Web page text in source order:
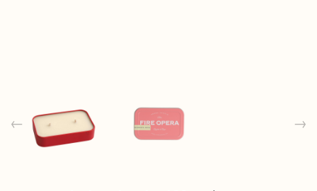
← →